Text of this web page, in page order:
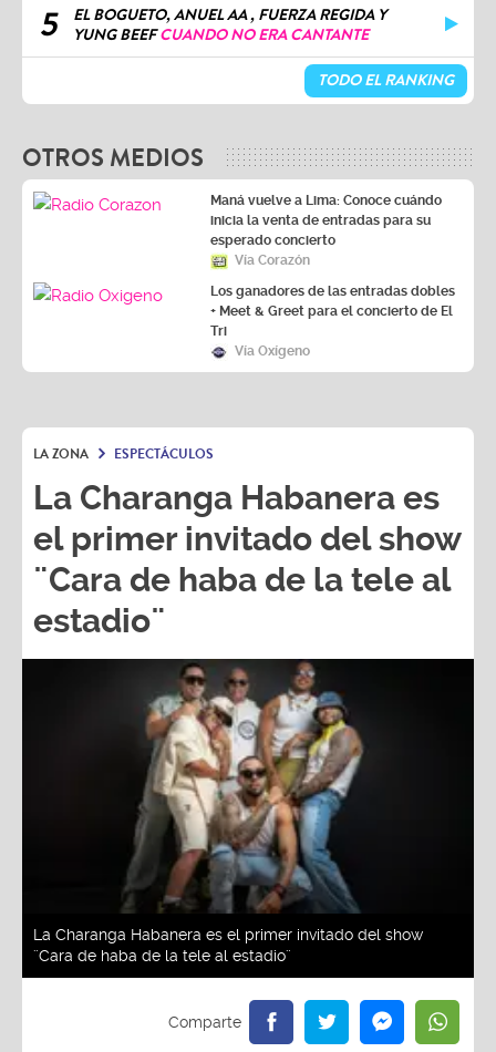
5
EL BOGUETO, ANUEL AA , FUERZA REGIDA Y
YUNG BEEFCUANDO NO ERA CANTANTE
TODO EL RANKING
OTROS MEDIOS
Maná vuelve a Lima: Conoce cuándo
inicia la venta de entradas para su
esperado concierto
Vía Corazón
Los ganadores de las entradas dobles
+ Meet & Greet para el concierto de El
Tri
Vía Oxígeno
LA ZONA ESPECTÁCULOS
La Charanga Habanera es
el primer invitado del show
¨Cara de haba de la tele al
estadio¨
La Charanga Habanera es el primer invitado del show
¨Cara de haba de la tele al estadio¨